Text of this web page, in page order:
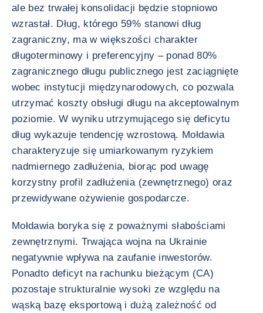
ale bez trwałej konsolidacji będzie stopniowo
wzrastał. Dług, którego 59% stanowi dług
zagraniczny, ma w większości charakter
długoterminowy i preferencyjny – ponad 80%
zagranicznego długu publicznego jest zaciągnięte
wobec instytucji międzynarodowych, co pozwala
utrzymać koszty obsługi długu na akceptowalnym
poziomie. W wyniku utrzymującego się deficytu
dług wykazuje tendencję wzrostową. Mołdawia
charakteryzuje się umiarkowanym ryzykiem
nadmiernego zadłużenia, biorąc pod uwagę
korzystny profil zadłużenia (zewnętrznego) oraz
przewidywane ożywienie gospodarcze.
Mołdawia boryka się z poważnymi słabościami
zewnętrznymi. Trwająca wojna na Ukrainie
negatywnie wpływa na zaufanie inwestorów.
Ponadto deficyt na rachunku bieżącym (CA)
pozostaje strukturalnie wysoki ze względu na
wąską bazę eksportową i dużą zależność od